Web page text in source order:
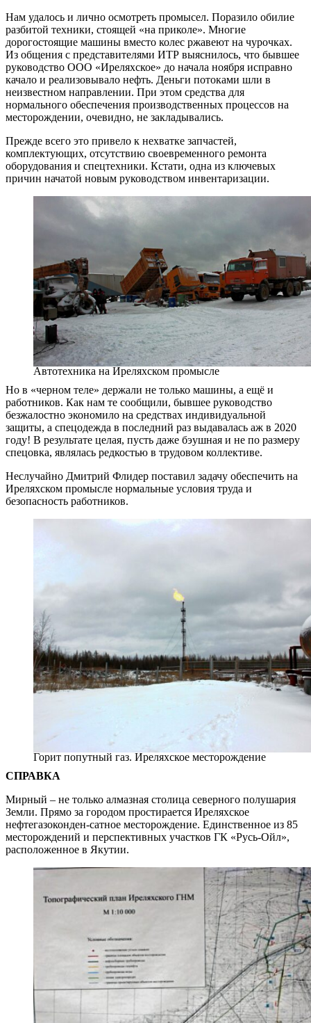
Нам удалось и лично осмотреть промысел. Поразило обилие
разбитой техники, стоящей «на приколе». Многие
дорогостоящие машины вместо колес ржавеют на чурочках.
Из общения с представителями ИТР выяснилось, что бывшее
руководство ООО «Иреляхское» до начала ноября исправно
качало и реализовывало нефть. Деньги потоками шли в
неизвестном направлении. При этом средства для
нормального обеспечения производственных процессов на
месторождении, очевидно, не закладывались.
Прежде всего это привело к нехватке запчастей,
комплектующих, отсутствию своевременного ремонта
оборудования и спецтехники. Кстати, одна из ключевых
причин начатой новым руководством инвентаризации.
Автотехника на Иреляхском промысле
Но в «черном теле» держали не только машины, а ещё и
работников. Как нам те сообщили, бывшее руководство
безжалостно экономило на средствах индивидуальной
защиты, а спецодежда в последний раз выдавалась аж в 2020
году! В результате целая, пусть даже бэушная и не по размеру
спецовка, являлась редкостью в трудовом коллективе.
Неслучайно Дмитрий Флидер поставил задачу обеспечить на
Иреляхском промысле нормальные условия труда и
безопасность работников.
Горит попутный газ. Иреляхское месторождение
СПРАВКА
Мирный – не только алмазная столица северного полушария
Земли. Прямо за городом простирается Иреляхское
нефтегазоконден-сатное месторождение. Единственное из 85
месторождений и перспективных участков ГК «Русь-Ойл»,
расположенное в Якутии.